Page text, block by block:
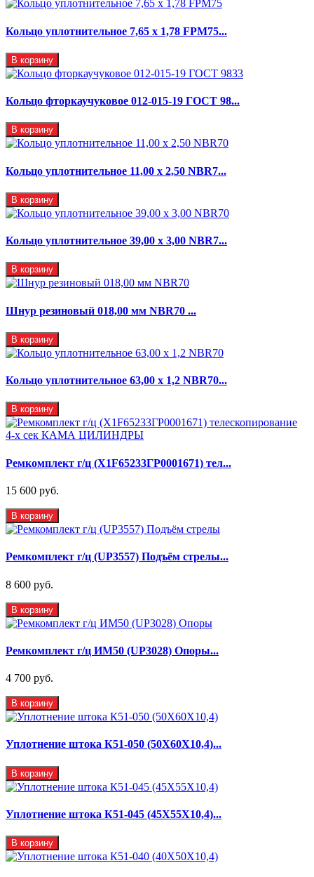
Кольцо уплотнительное 7,65 x 1,78 FPM75...
В корзину
Кольцо фторкаучуковое 012-015-19 ГОСТ 98...
В корзину
Кольцо уплотнительное 11,00 х 2,50 NBR7...
В корзину
Кольцо уплотнительное 39,00 х 3,00 NBR7...
В корзину
Шнур резиновый 018,00 мм NBR70 ...
В корзину
Кольцо уплотнительное 63,00 х 1,2 NBR70...
В корзину
Ремкомплект г/ц (X1F65233ГР0001671) тел...
15 600 руб.
В корзину
Ремкомплект г/ц (UP3557) Подъём стрелы...
8 600 руб.
В корзину
Ремкомплект г/ц ИМ50 (UP3028) Опоры...
4 700 руб.
В корзину
Уплотнение штока К51-050 (50Х60Х10,4)...
В корзину
Уплотнение штока К51-045 (45Х55Х10,4)...
В корзину